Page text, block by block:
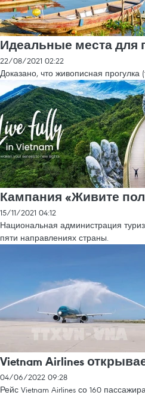
Идеальные места для
22/08/2021 02:22
Доказано, что живописная прогулка
Кампания «Живите
15/11/2021 04:12
Национальная администрация
пяти направлениях страны.
Vietnam Airlines
04/06/2022 09:28
Рейс Vietnam Airlines со 160